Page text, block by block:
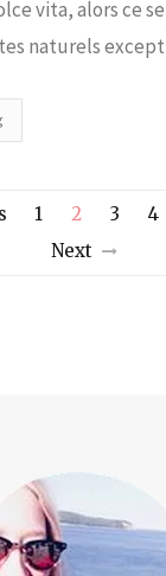
vita, alors ce
naturels
1 2 3 4
Next